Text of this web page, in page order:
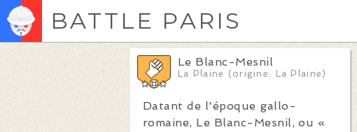
BATTLE PARIS
Le Blanc-Mesnil
La Plaine (origine: La Plaine)
Datant de l'époque gallo-
romaine, Le Blanc-Mesnil, ou «